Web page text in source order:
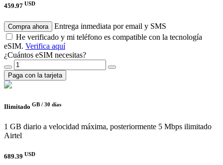
459.97 USD
Compra ahora
Entrega inmediata por email y SMS
He verificado y mi teléfono es compatible con la tecnología
eSIM. Verifica aquí
¿Cuántos eSIM necesitas?
Paga con la tarjeta
Ilimitado GB / 30 días
1 GB diario a velocidad máxima, posteriormente 5 Mbps ilimitado
Airtel
689.39 USD